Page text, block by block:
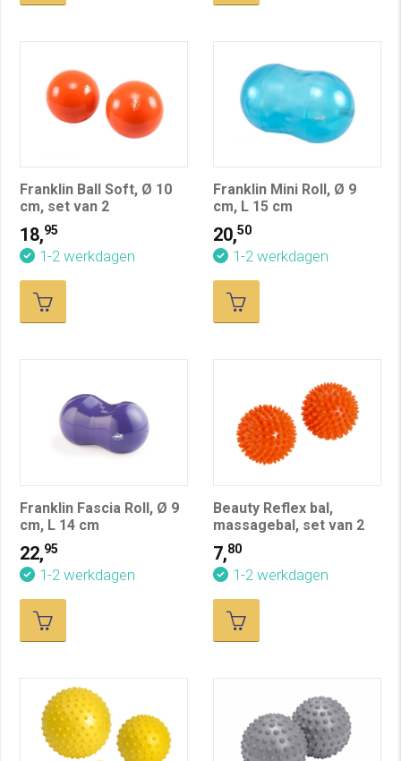
Franklin Ball Soft, Ø 10
cm, set van 2
18,95
1-2 werkdagen
Franklin Mini Roll, Ø 9
cm, L 15 cm
20,50
1-2 werkdagen
Franklin Fascia Roll, Ø 9
cm, L 14 cm
22,95
1-2 werkdagen
Beauty Reflex bal,
massagebal, set van 2
7,80
1-2 werkdagen